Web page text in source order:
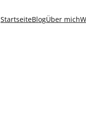
StartseiteBlogÜber mich